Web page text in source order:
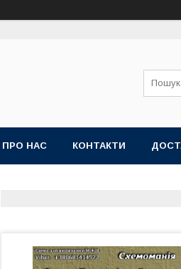
ПРО НАС КОНТАКТИ